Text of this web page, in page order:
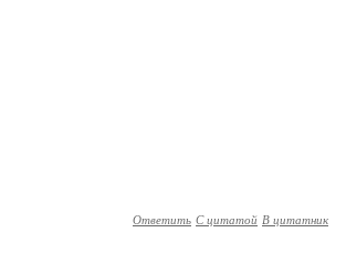
Ответить С цитатой В цитатник